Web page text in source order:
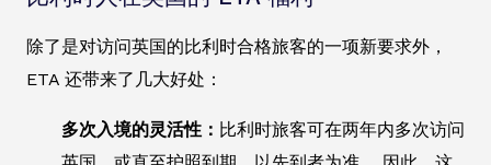
除了是对访问英国的比利时合格旅客的一项新要求外，
ETA 还带来了几大好处：
多次入境的灵活性： 比利时旅客可在两年内多次访问